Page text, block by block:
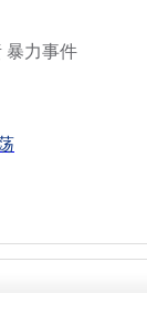
暴力事件